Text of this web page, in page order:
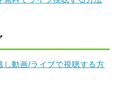
し動画/ライブで視聴する方